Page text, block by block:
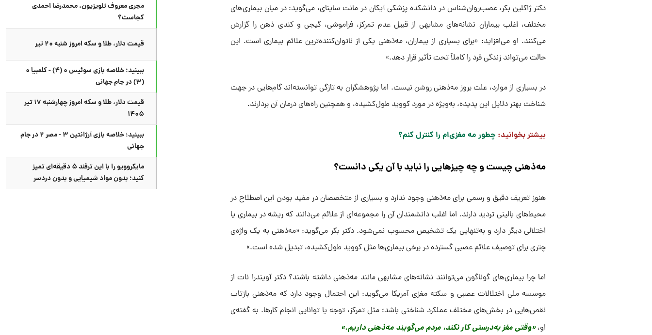
دکتر ژاکلین بکر، عصب‌روان‌شناس در دانشکده پزشکی آیکان در مانت ساینای، می‌گوید: در میان بیماری‌های
مختلف، اغلب بیماران نشانه‌های مشابهی از قبیل عدم تمرکز، فراموشی، گیجی و کندی ذهن را گزارش
می‌کنند. او می‌افزاید: «برای بسیاری از بیماران، مه‌ذهنی یکی از ناتوان‌کننده‌ترین علائم بیماری است. این
حالت می‌تواند زندگی فرد را کاملاً تحت تأثیر قرار دهد.»
در بسیاری از موارد، علت بروز مه‌ذهنی روشن نیست. اما پژوهشگران به تازگی توانسته‌اند گام‌هایی در جهت
شناخت بهتر دلایل این پدیده، به‌ویژه در مورد کووید طول‌کشیده، و همچنین راه‌های درمان آن بردارند.
بیشتر بخوانید: چطور مه مغزی‌ام را کنترل کنم؟
مه‌ذهنی چیست و چه چیزهایی را نباید با آن یکی دانست؟
هنوز تعریف دقیق و رسمی برای مه‌ذهنی وجود ندارد و بسیاری از متخصصان در مفید بودن این اصطلاح در
محیط‌های بالینی تردید دارند. اما اغلب دانشمندان آن را مجموعه‌ای از علائم می‌دانند که ریشه در بیماری یا
اختلالی دیگر دارد و به‌تنهایی یک تشخیص محسوب نمی‌شود. دکتر بکر می‌گوید: «مه‌ذهنی به یک واژه‌ی
چتری برای توصیف علائم عصبی گسترده در برخی بیماری‌ها مثل کووید طول‌کشیده، تبدیل شده است.»
اما چرا بیماری‌های گوناگون می‌توانند نشانه‌های مشابهی مانند مه‌ذهنی داشته باشند؟ دکتر آویندرا نات از
موسسه ملی اختلالات عصبی و سکته مغزی آمریکا می‌گوید: این احتمال وجود دارد که مه‌ذهنی بازتاب
نقص‌هایی در بخش‌های مختلف عملکرد شناختی باشد؛ مثل تمرکز، توجه یا توانایی انجام کارها. به گفته‌ی
او،«وقتی مغز به‌درستی کار نکند، مردم می‌گویند مه‌ذهنی داریم.»
مجری معروف تلویزیون، محمدرضا احمدی
کجاست؟
قیمت دلار، طلا و سکه امروز شنبه ۲۰ تیر
ببینید؛ خلاصه بازی سوئیس ۰ (۴) - کلمبیا ۰
(۳) در جام جهانی
قیمت دلار، طلا و سکه امروز چهارشنبه ۱۷ تیر
۱۴۰۵
ببینید؛ خلاصه بازی آرژانتین ۳ - مصر ۲ در جام
جهانی
مایکروویو را با این ترفند ۵ دقیقه‌ای تمیز
کنید؛ بدون مواد شیمیایی و بدون دردسر